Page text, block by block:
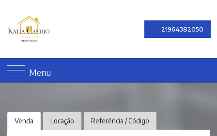
21964382050
Menu
Venda Locação Referência / Código